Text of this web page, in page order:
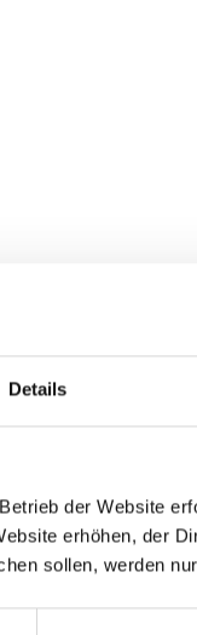
Details
der Website
erhöhen, der
sollen, werden